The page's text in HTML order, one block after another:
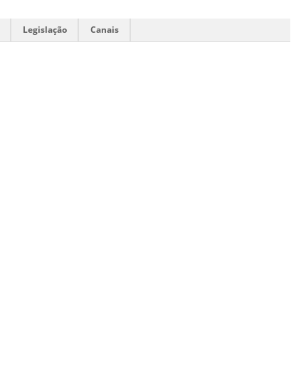
Legislação Canais